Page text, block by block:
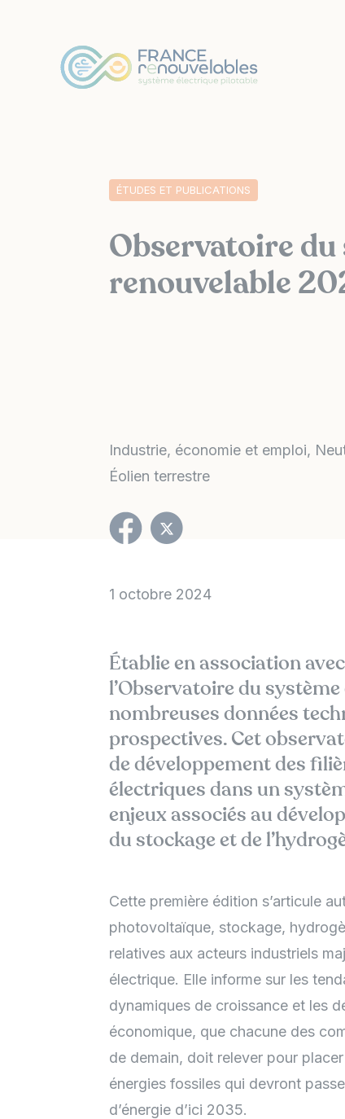
ÉTUDES ET PUBLICATIONS
Observatoire
renouvelable
Industrie, économie et emploi
Éolien terrestre
1 octobre 2024
Établie en association avec
l’Observatoire du
nombreuses données
prospectives. Cet
de développement des
électriques dans un
enjeux associés au
du stockage et de
Cette première édition s’articule
photovoltaïque, stockage,
relatives aux acteurs industriels
électrique. Elle informe sur les
dynamiques de croissance et les
économique, que chacune des
de demain, doit relever pour
énergies fossiles qui devront
d’énergie d’ici 2035.